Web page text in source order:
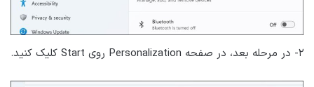
۲- در مرحله بعد، در صفحه Personalization روی Start کلیک کنید.